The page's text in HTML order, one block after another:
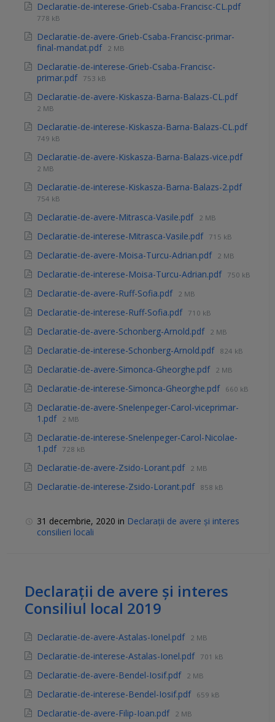
Declaratie-de-interese-Grieb-Csaba-Francisc-CL.pdf
778 kB
Declaratie-de-avere-Grieb-Csaba-Francisc-primar-
final-mandat.pdf 2 MB
Declaratie-de-interese-Grieb-Csaba-Francisc-
primar.pdf 753 kB
Declaratie-de-avere-Kiskasza-Barna-Balazs-CL.pdf
2 MB
Declaratie-de-interese-Kiskasza-Barna-Balazs-CL.pdf
749 kB
Declaratie-de-avere-Kiskasza-Barna-Balazs-vice.pdf
2 MB
Declaratie-de-interese-Kiskasza-Barna-Balazs-2.pdf
754 kB
Declaratie-de-avere-Mitrasca-Vasile.pdf 2 MB
Declaratie-de-interese-Mitrasca-Vasile.pdf 715 kB
Declaratie-de-avere-Moisa-Turcu-Adrian.pdf 2 MB
Declaratie-de-interese-Moisa-Turcu-Adrian.pdf 750 kB
Declaratie-de-avere-Ruff-Sofia.pdf 2 MB
Declaratie-de-interese-Ruff-Sofia.pdf 710 kB
Declaratie-de-avere-Schonberg-Arnold.pdf 2 MB
Declaratie-de-interese-Schonberg-Arnold.pdf 824 kB
Declaratie-de-avere-Simonca-Gheorghe.pdf 2 MB
Declaratie-de-interese-Simonca-Gheorghe.pdf 660 kB
Declaratie-de-avere-Snelenpeger-Carol-viceprimar-
1.pdf 2 MB
Declaratie-de-interese-Snelenpeger-Carol-Nicolae-
1.pdf 728 kB
Declaratie-de-avere-Zsido-Lorant.pdf 2 MB
Declaratie-de-interese-Zsido-Lorant.pdf 858 kB
31 decembrie, 2020 in Declarații de avere și interes
consilieri locali
Declarații de avere și interes
Consiliul local 2019
Declaratie-de-avere-Astalas-Ionel.pdf 2 MB
Declaratie-de-interese-Astalas-Ionel.pdf 701 kB
Declaratie-de-avere-Bendel-Iosif.pdf 2 MB
Declaratie-de-interese-Bendel-Iosif.pdf 659 kB
Declaratie-de-avere-Filip-Ioan.pdf 2 MB